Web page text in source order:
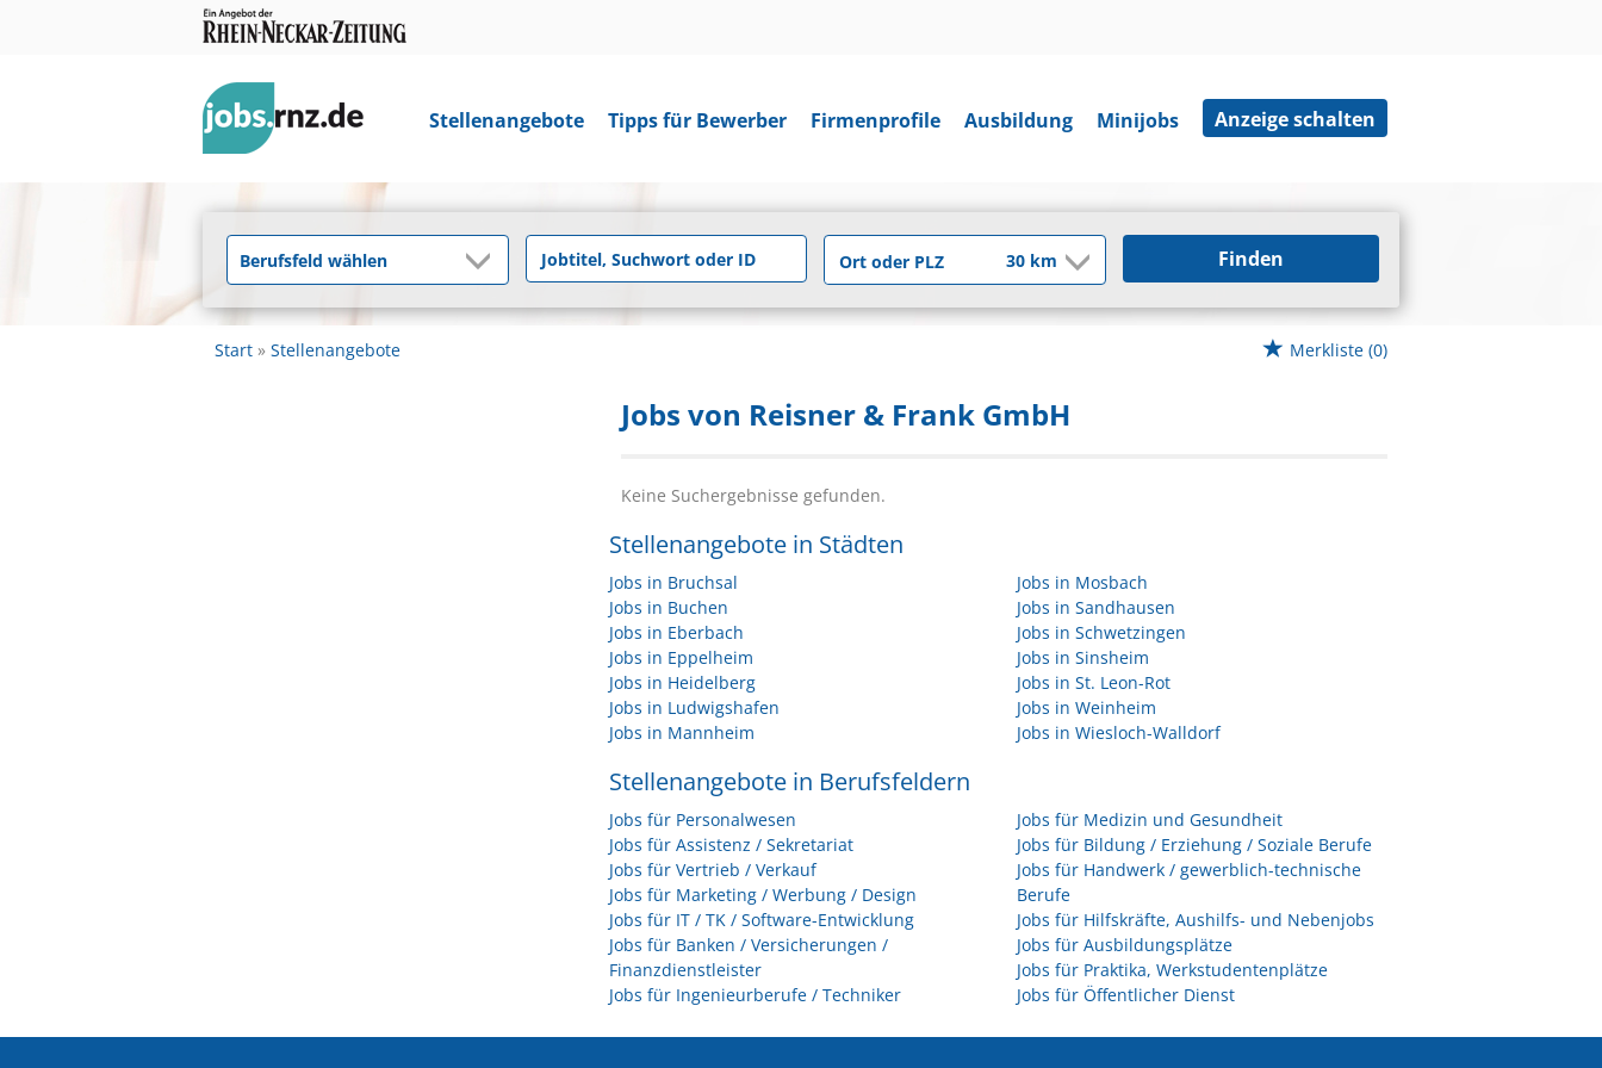
Stellenangebote Tipps für Bewerber Firmenprofile Ausbildung Minijobs Anzeige schalten
Finden
Start Stellenangebote Merkliste (0)
Jobs von Reisner & Frank GmbH
Keine Suchergebnisse gefunden.
Stellenangebote in Städten
Jobs in Bruchsal
Jobs in Buchen
Jobs in Eberbach
Jobs in Eppelheim
Jobs in Heidelberg
Jobs in Ludwigshafen
Jobs in Mannheim
Jobs in Mosbach
Jobs in Sandhausen
Jobs in Schwetzingen
Jobs in Sinsheim
Jobs in St. Leon-Rot
Jobs in Weinheim
Jobs in Wiesloch-Walldorf
Stellenangebote in Berufsfeldern
Jobs für Personalwesen
Jobs für Assistenz / Sekretariat
Jobs für Vertrieb / Verkauf
Jobs für Marketing / Werbung / Design
Jobs für IT / TK / Software-Entwicklung
Jobs für Banken / Versicherungen /
Finanzdienstleister
Jobs für Ingenieurberufe / Techniker
Jobs für Medizin und Gesundheit
Jobs für Bildung / Erziehung / Soziale Berufe
Jobs für Handwerk / gewerblich-technische
Berufe
Jobs für Hilfskräfte, Aushilfs- und Nebenjobs
Jobs für Ausbildungsplätze
Jobs für Praktika, Werkstudentenplätze
Jobs für Öffentlicher Dienst